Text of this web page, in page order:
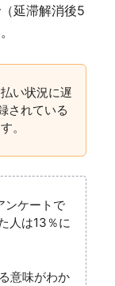
延滞解消後5
い状況に遅
されている
。
ンケートで
人は13％に
意味がわか